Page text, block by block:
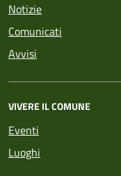
Notizie
Comunicati
Avvisi
VIVERE IL COMUNE
Eventi
Luoghi